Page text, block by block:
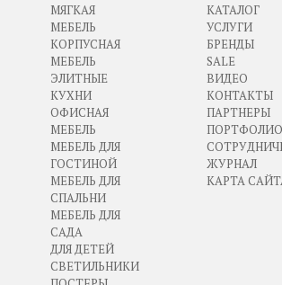
МЯГКАЯ
МЕБЕЛЬ
КОРПУСНАЯ
МЕБЕЛЬ
ЭЛИТНЫЕ
КУХНИ
ОФИСНАЯ
МЕБЕЛЬ
МЕБЕЛЬ ДЛЯ
ГОСТИНОЙ
МЕБЕЛЬ ДЛЯ
СПАЛЬНИ
МЕБЕЛЬ ДЛЯ
САДА
ДЛЯ ДЕТЕЙ
СВЕТИЛЬНИКИ
КАТАЛОГ
УСЛУГИ
БРЕНДЫ
SALE
ВИДЕО
КОНТАКТЫ
ПАРТНЕРЫ
ПОРТФОЛИО
ЖУРНАЛ
КАРТА